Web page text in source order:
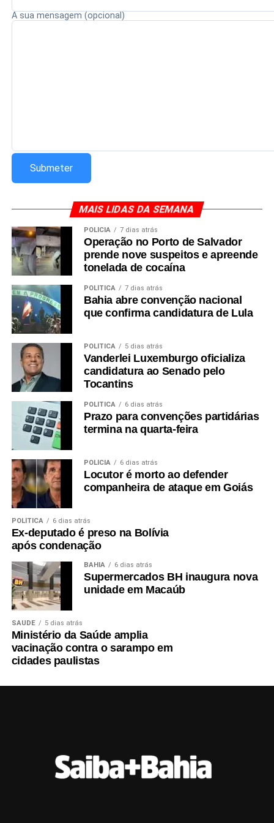
A sua mensagem (opcional)
MAIS LIDAS DA SEMANA
POLÍCIA 7 dias atrás
Operação no Porto de Salvador
prende nove suspeitos e apreende
tonelada de cocaína
POLÍTICA 7 dias atrás
Bahia abre convenção nacional
que confirma candidatura de Lula
POLÍTICA 5 dias atrás
Vanderlei Luxemburgo oficializa
candidatura ao Senado pelo
Tocantins
POLÍTICA 6 dias atrás
Prazo para convenções partidárias
termina na quarta-feira
POLÍCIA 6 dias atrás
Locutor é morto ao defender
companheira de ataque em Goiás
POLÍTICA 6 dias atrás
Ex-deputado é preso na Bolívia
após condenação
BAHIA 6 dias atrás
Supermercados BH inaugura nova
unidade em Macaúb
SAÚDE 5 dias atrás
Ministério da Saúde amplia
vacinação contra o sarampo em
cidades paulistas